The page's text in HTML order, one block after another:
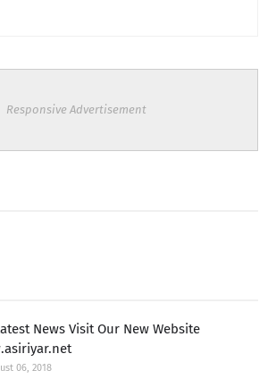
Responsive Advertisement
News Visit Our New Website
06, 2018